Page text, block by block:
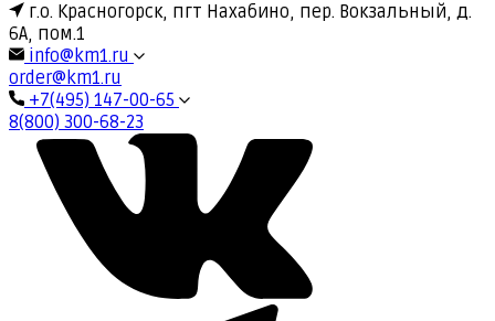
г.о. Красногорск, пгт Нахабино, пер. Вокзальный, д.
6А, пом.1
info@km1.ru
order@km1.ru
+7(495) 147-00-65
8(800) 300-68-23